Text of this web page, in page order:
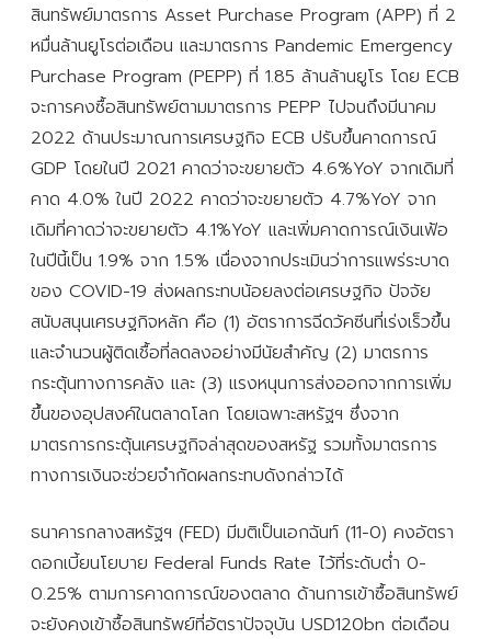
สินทรัพย์มาตรการ Asset Purchase Program (APP) ที่ 2
หมื่นล้านยูโรต่อเดือน และมาตรการ Pandemic Emergency
Purchase Program (PEPP) ที่ 1.85 ล้านล้านยูโร โดย ECB
จะการคงซื้อสินทรัพย์ตามมาตรการ PEPP ไปจนถึงมีนาคม
2022 ด้านประมาณการเศรษฐกิจ ECB ปรับขึ้นคาดการณ์
GDP โดยในปี 2021 คาดว่าจะขยายตัว 4.6%YoY จากเดิมที่
คาด 4.0% ในปี 2022 คาดว่าจะขยายตัว 4.7%YoY จาก
เดิมที่คาดว่าจะขยายตัว 4.1%YoY และเพิ่มคาดการณ์เงินเฟ้อ
ในปีนี้เป็น 1.9% จาก 1.5% เนื่องจากประเมินว่าการแพร่ระบาด
ของ COVID-19 ส่งผลกระทบน้อยลงต่อเศรษฐกิจ ปัจจัย
สนับสนุนเศรษฐกิจหลัก คือ (1) อัตราการฉีดวัคซีนที่เร่งเร็วขึ้น
และจำนวนผู้ติดเชื้อที่ลดลงอย่างมีนัยสำคัญ (2) มาตรการ
กระตุ้นทางการคลัง และ (3) แรงหนุนการส่งออกจากการเพิ่ม
ขึ้นของอุปสงค์ในตลาดโลก โดยเฉพาะสหรัฐฯ ซึ่งจาก
มาตรการกระตุ้นเศรษฐกิจล่าสุดของสหรัฐ รวมทั้งมาตรการ
ทางการเงินจะช่วยจำกัดผลกระทบดังกล่าวได้
ธนาคารกลางสหรัฐฯ (FED) มีมติเป็นเอกฉันท์ (11-0) คงอัตรา
ดอกเบี้ยนโยบาย Federal Funds Rate ไว้ที่ระดับต่ำ 0-
0.25% ตามการคาดการณ์ของตลาด ด้านการเข้าซื้อสินทรัพย์
จะยังคงเข้าซื้อสินทรัพย์ที่อัตราปัจจุบัน USD120bn ต่อเดือน